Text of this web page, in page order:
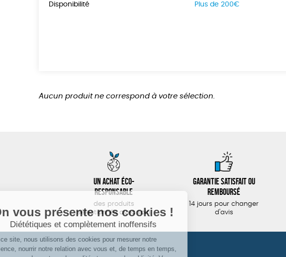
Disponibilité Plus de 200€
Aucun produit ne correspond à votre sélection.
Un achat éco-
responsable
des produits
sélectionnés avec soin
Garantie satisfait ou
remboursé
14 jours pour changer
d'avis